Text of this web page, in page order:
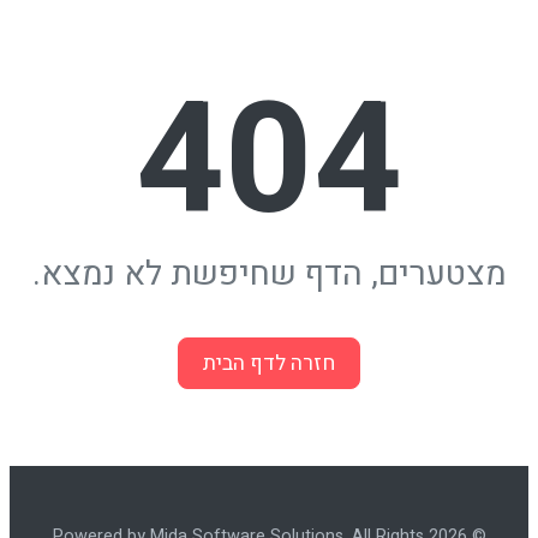
404
מצטערים, הדף שחיפשת לא נמצא.
חזרה לדף הבית